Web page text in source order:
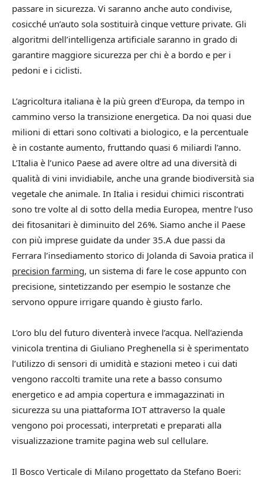
passare in sicurezza. Vi saranno anche auto condivise,
cosicché un’auto sola sostituirà cinque vetture private. Gli
algoritmi dell’intelligenza artificiale saranno in grado di
garantire maggiore sicurezza per chi è a bordo e per i
pedoni e i ciclisti.
L’agricoltura italiana è la più green d’Europa, da tempo in
cammino verso la transizione energetica. Da noi quasi due
milioni di ettari sono coltivati a biologico, e la percentuale
è in costante aumento, fruttando quasi 6 miliardi l’anno.
L’Italia è l’unico Paese ad avere oltre ad una diversità di
qualità di vini invidiabile, anche una grande biodiversità sia
vegetale che animale. In Italia i residui chimici riscontrati
sono tre volte al di sotto della media Europea, mentre l’uso
dei fitosanitari è diminuito del 26%. Siamo anche il Paese
con più imprese guidate da under 35.A due passi da
Ferrara l’insediamento storico di Jolanda di Savoia pratica il
precision farming, un sistema di fare le cose appunto con
precisione, sintetizzando per esempio le sostanze che
servono oppure irrigare quando è giusto farlo.
L’oro blu del futuro diventerà invece l’acqua. Nell’azienda
vinicola trentina di Giuliano Preghenella si è sperimentato
l’utilizzo di sensori di umidità e stazioni meteo i cui dati
vengono raccolti tramite una rete a basso consumo
energetico e ad ampia copertura e immagazzinati in
sicurezza su una piattaforma IOT attraverso la quale
vengono poi processati, interpretati e preparati alla
visualizzazione tramite pagina web sul cellulare.
Il Bosco Verticale di Milano progettato da Stefano Boeri: